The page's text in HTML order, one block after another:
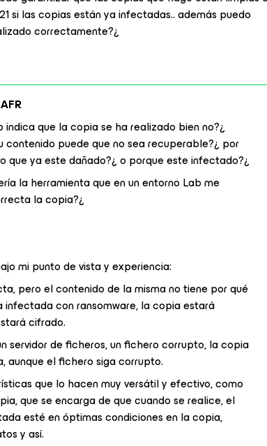
si las copias están ya infectadas.. además puedo
correctamente?¿
que la copia se ha realizado bien no?¿
contenido puede que no sea recuperable?¿ por
que ya este dañado?¿ o porque este infectado?¿
la herramienta que en un entorno Lab me
la copia?¿
mi punto de vista y experiencia:
pero el contenido de la misma no tiene por qué
infectada con ransomware, la copia estará
cifrado.
servidor de ficheros, un fichero corrupto, la copia
aunque el fichero siga corrupto.
que lo hacen muy versátil y efectivo, como
que se encarga de que cuando se realice, el
esté en óptimas condiciones en la copia,
y así.